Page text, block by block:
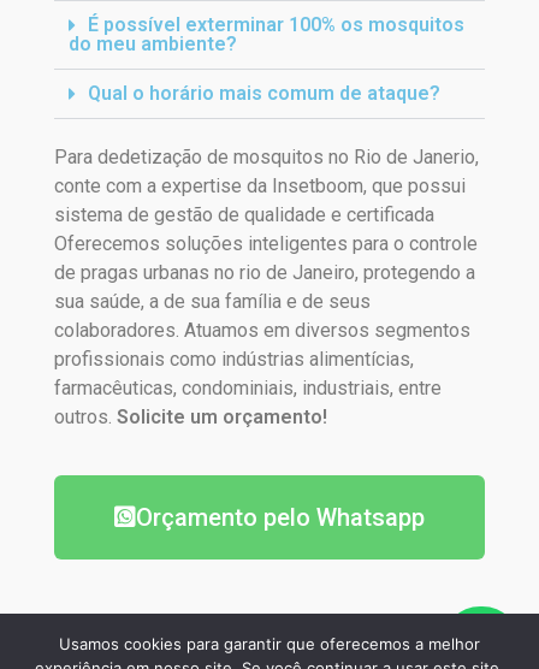
É possível exterminar 100% os mosquitos
do meu ambiente?
Qual o horário mais comum de ataque?
Para dedetização de mosquitos no Rio de Janerio,
conte com a expertise da Insetboom, que possui
sistema de gestão de qualidade e certificada
Oferecemos soluções inteligentes para o controle
de pragas urbanas no rio de Janeiro, protegendo a
sua saúde, a de sua família e de seus
colaboradores. Atuamos em diversos segmentos
profissionais como indústrias alimentícias,
farmacêuticas, condominiais, industriais, entre
outros. Solicite um orçamento!
Orçamento pelo Whatsapp
Usamos cookies para garantir que oferecemos a melhor